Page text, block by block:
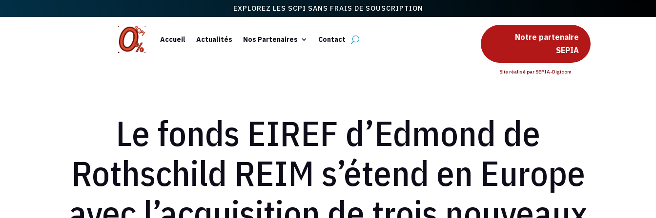
EXPLOREZ LES SCPI SANS FRAIS DE SOUSCRIPTION
Accueil Actualités Nos Partenaires Contact
Notre partenaire
SEPIA
Site réalisé par SEPIA-Digicom
Le fonds EIREF d’Edmond de
Rothschild REIM s’étend en Europe